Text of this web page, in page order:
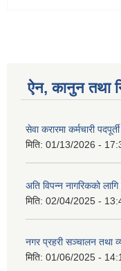
ऐन, कानुन तथा
सेवा करारमा कर्मचारी
मिति: 01/13/2026 -
अति विपन्न नागरिकको
मिति: 02/04/2025 -
नगर प्रहरी सञ्चालन तथा
मिति: 01/06/2025 -